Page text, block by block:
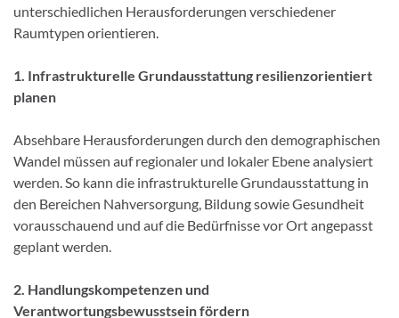
unterschiedlichen Herausforderungen verschiedener
Raumtypen orientieren.
1. Infrastrukturelle Grundausstattung resilienzorientiert
planen
Absehbare Herausforderungen durch den demographischen
Wandel müssen auf regionaler und lokaler Ebene analysiert
werden. So kann die infrastrukturelle Grundausstattung in
den Bereichen Nahversorgung, Bildung sowie Gesundheit
vorausschauend und auf die Bedürfnisse vor Ort angepasst
geplant werden.
2. Handlungskompetenzen und
Verantwortungsbewusstsein fördern